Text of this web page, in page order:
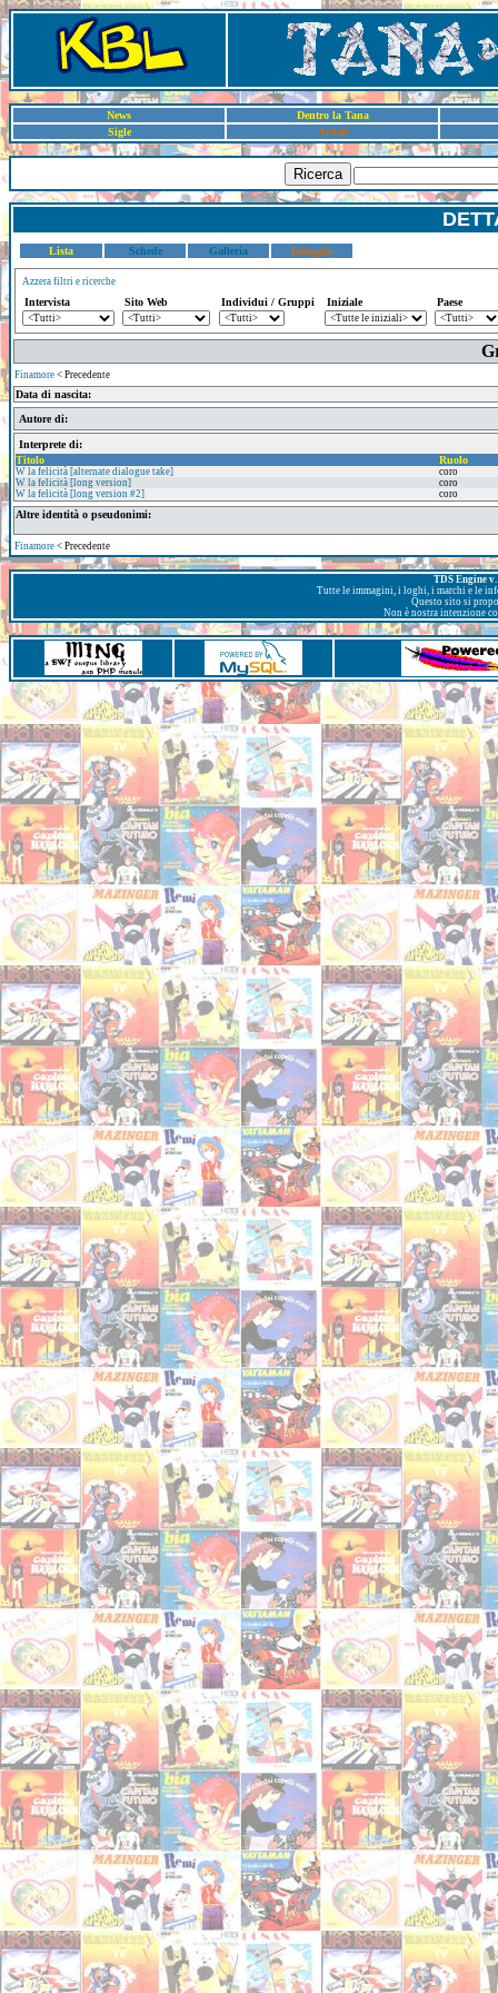
News
Dentro la Tana
Sigle
Artisti
Ricerca
Lista Schede Galleria Dettaglio
Azzera filtri e ricerche
Intervista Sito Web Individui / Gruppi Iniziale Paese
Finamore < Precedente
Data di nascita:
Autore di:
Interprete di:
Titolo
Ruolo
W la felicità [alternate dialogue take]
coro
W la felicità [long version]
coro
W la felicità [long version #2]
coro
Altre identità o pseudonimi:
Finamore < Precedente
TDS Engine
Tutte le immagini, i loghi, i marchi e le
Questo sito si
Non è nostra intenzione